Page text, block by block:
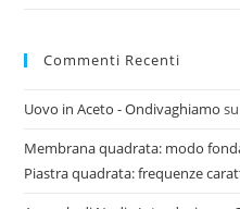
Commenti Recenti
Uovo in Aceto - Ondivaghiamo su
Membrana quadrata: modo
Piastra quadrata: frequenze